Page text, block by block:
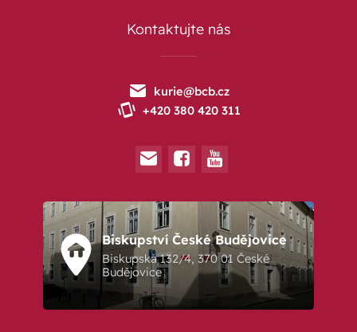
Kontaktujte nás
kurie@bcb.cz
+420 380 420 311
Biskupství České Budějovice
Biskupská 132/4, 370 01 České
Budějovice